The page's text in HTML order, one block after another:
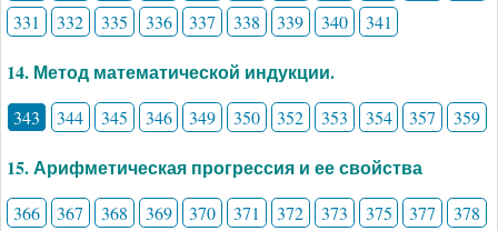
331
332 335 336 337 338 339 340 341
14. Метод математической индукции.
343 344 345 346 349 350 352 353 354 357 359
15. Арифметическая прогрессия и ее свойства
366 367 368 369 370 371 372 373 375 377
378